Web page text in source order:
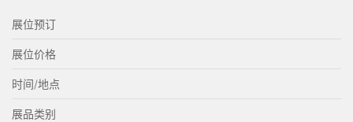
展位预订
展位价格
时间/地点
展品类别